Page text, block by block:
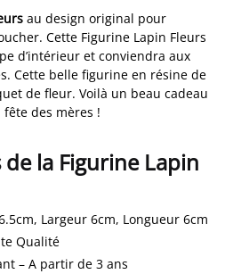
au design original pour
Cette Figurine Lapin Fleurs
d’intérieur et conviendra aux
Cette belle figurine en résine de
de fleur. Voilà un beau cadeau
des mères !
la Figurine Lapin
Largeur 6cm, Longueur 6cm
Qualité
– A partir de 3 ans